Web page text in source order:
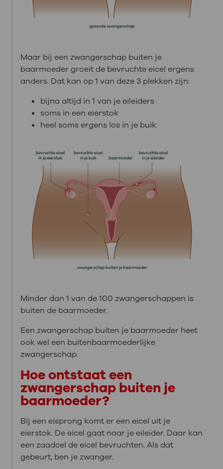
Maar bij een zwangerschap buiten je
baarmoeder groeit de bevruchte eicel ergens
anders. Dat kan op 1 van deze 3 plekken zijn:
bijna altijd in 1 van je eileiders
soms in een eierstok
heel soms ergens los in je buik
Minder dan 1 van de 100 zwangerschappen is
buiten de baarmoeder.
Een zwangerschap buiten je baarmoeder heet
ook wel een buitenbaarmoederlijke
zwangerschap.
Hoe ontstaat een
zwangerschap buiten je
baarmoeder?
Bij een eisprong komt er een eicel uit je
eierstok. De eicel gaat naar je eileider. Daar kan
een zaadcel de eicel bevruchten. Als dat
gebeurt, ben je zwanger.